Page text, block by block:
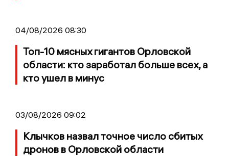
04/08/2026 08:30
Топ-10 мясных гигантов Орловской
области: кто заработал больше всех, а
кто ушел в минус
03/08/2026 09:02
Клычков назвал точное число сбитых
дронов в Орловской области